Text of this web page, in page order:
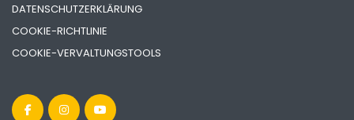
DATENSCHUTZERKLÄRUNG
COOKIE-RICHTLINIE
COOKIE-VERVALTUNGSTOOLS